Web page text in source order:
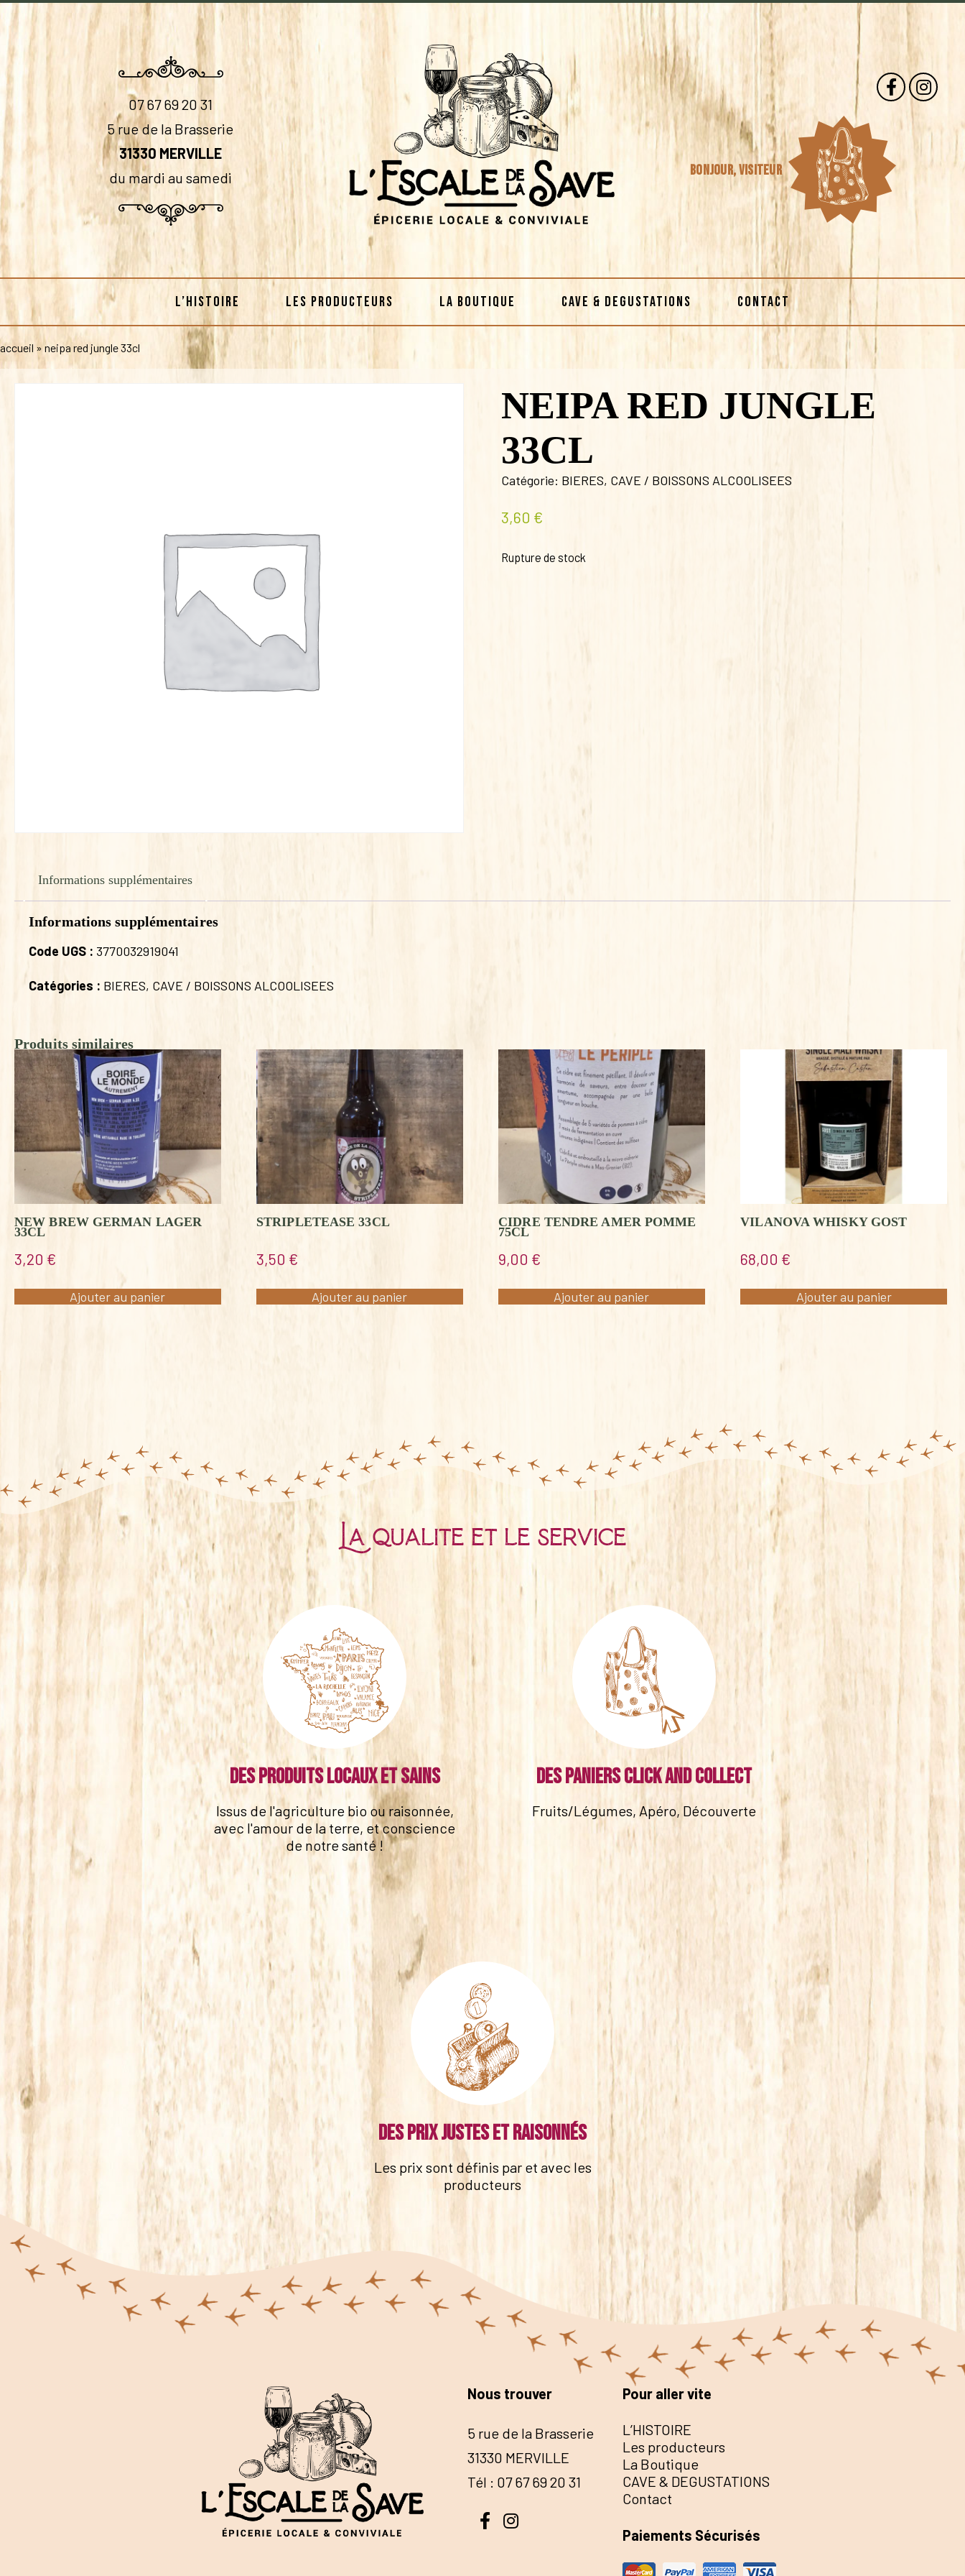
07 67 69 20 31
5 rue de la Brasserie
31330 MERVILLE
du mardi au samedi
Bonjour,visiteur
L’HISTOIRE LES PRODUCTEURS LA BOUTIQUE CAVE & DEGUSTATIONS CONTACT
accueil »neipa red jungle 33cl
NEIPA RED JUNGLE
33CL
Catégorie: BIERES, CAVE / BOISSONS ALCOOLISEES
3,60 €
Rupture de stock
Informations supplémentaires
Informations supplémentaires
Code UGS : 3770032919041
Catégories : BIERES, CAVE / BOISSONS ALCOOLISEES
Produits similaires
NEW BREW GERMAN LAGER
33CL
3,20 €
Ajouter au panier
STRIPLETEASE 33CL
3,50 €
Ajouter au panier
CIDRE TENDRE AMER POMME
75CL
9,00 €
Ajouter au panier
VILANOVA WHISKY GOST
68,00 €
Ajouter au panier
La qualité et le service
Des produits locaux et sains
Issus de l'agriculture bio ou raisonnée,
avec l'amour de la terre, et conscience
de notre santé !
Des paniers click and collect
Fruits/Légumes, Apéro, Découverte
Des prix justes et raisonnés
Les prix sont définis par et avec les
producteurs
Nous trouver
5 rue de la Brasserie
31330 MERVILLE
Tél : 07 67 69 20 31
Pour aller vite
L’HISTOIRE
Les producteurs
La Boutique
CAVE & DEGUSTATIONS
Contact
Paiements Sécurisés